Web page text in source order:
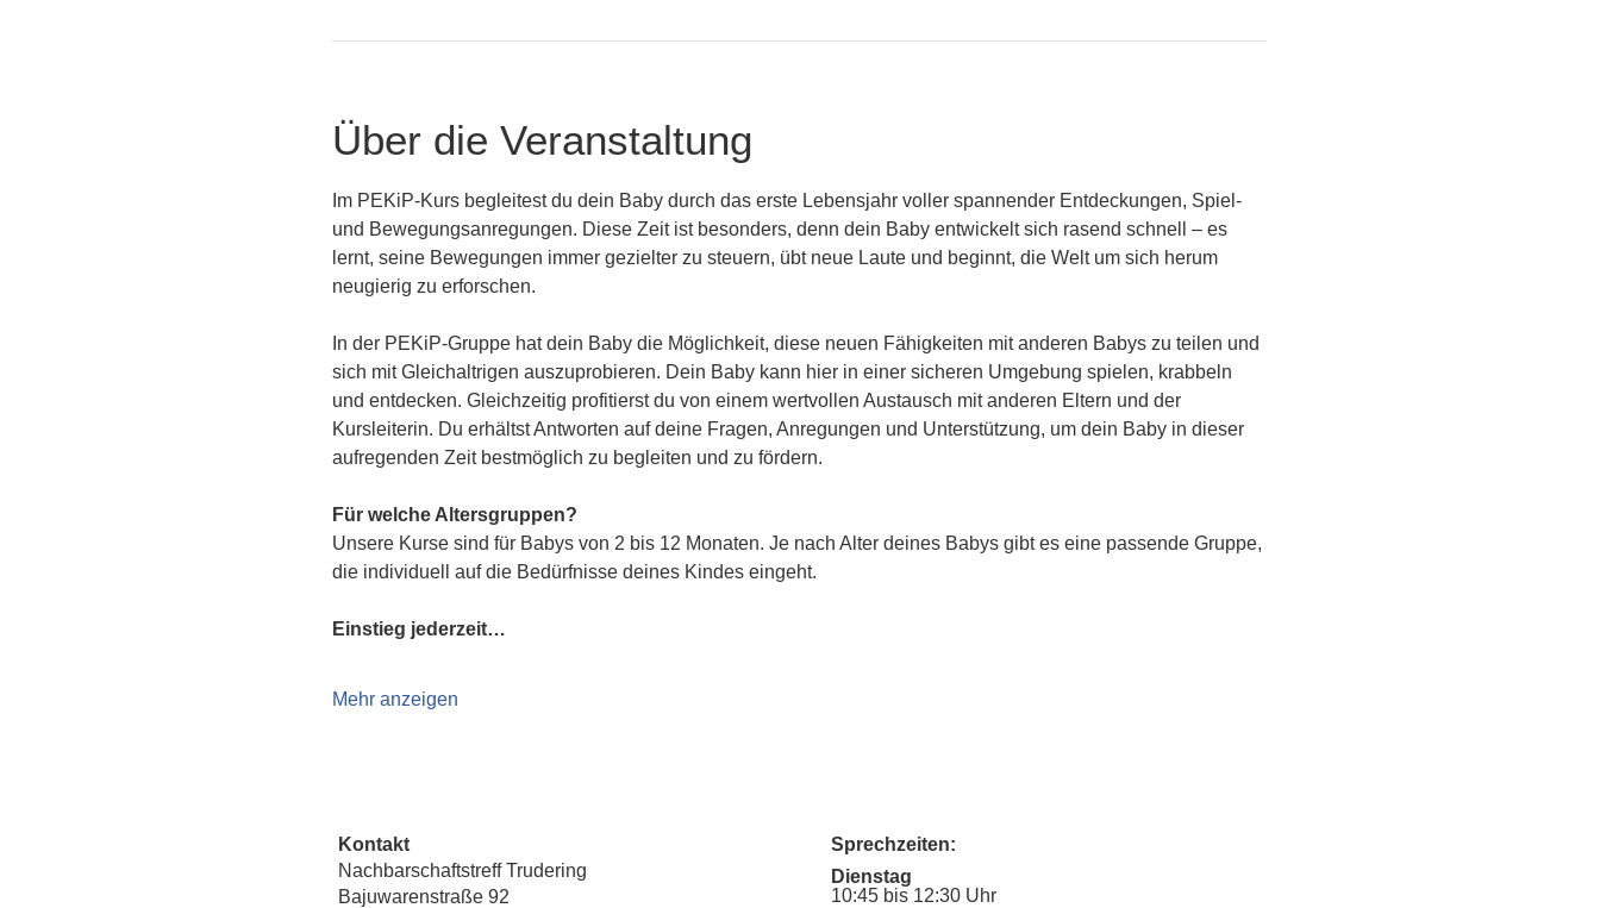
Über die Veranstaltung
Im PEKiP-Kurs begleitest du dein Baby durch das erste Lebensjahr voller spannender Entdeckungen, Spiel-
und Bewegungsanregungen. Diese Zeit ist besonders, denn dein Baby entwickelt sich rasend schnell – es
lernt, seine Bewegungen immer gezielter zu steuern, übt neue Laute und beginnt, die Welt um sich herum
neugierig zu erforschen.
In der PEKiP-Gruppe hat dein Baby die Möglichkeit, diese neuen Fähigkeiten mit anderen Babys zu teilen und
sich mit Gleichaltrigen auszuprobieren. Dein Baby kann hier in einer sicheren Umgebung spielen, krabbeln
und entdecken. Gleichzeitig profitierst du von einem wertvollen Austausch mit anderen Eltern und der
Kursleiterin. Du erhältst Antworten auf deine Fragen, Anregungen und Unterstützung, um dein Baby in dieser
aufregenden Zeit bestmöglich zu begleiten und zu fördern.
Für welche Altersgruppen?
Unsere Kurse sind für Babys von 2 bis 12 Monaten. Je nach Alter deines Babys gibt es eine passende Gruppe,
die individuell auf die Bedürfnisse deines Kindes eingeht.
Einstieg jederzeit…
Mehr anzeigen
Kontakt
Nachbarschaftstreff Trudering
Bajuwarenstraße 92
Sprechzeiten:
Dienstag
10:45 bis 12:30 Uhr